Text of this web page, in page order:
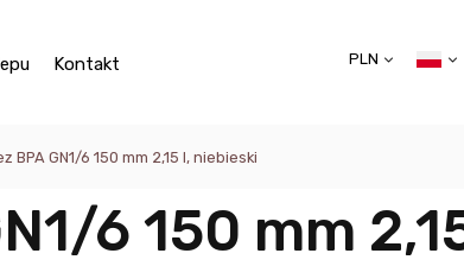
PLN
Kontakt
BPA GN1/6 150 mm 2,15 l, niebieski
6 150 mm